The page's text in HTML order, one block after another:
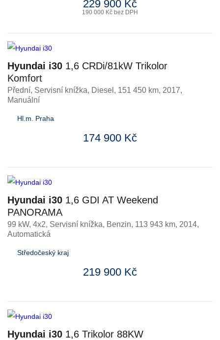
229 900 Kč
190 000 Kč bez DPH
Hyundai i30 1,6 CRDi/81kW Trikolor
Komfort
Přední, Servisní knížka, Diesel , 151 450 km, 2017,
Manuální
Hl.m. Praha
174 900 Kč
Hyundai i30 1,6 GDI AT Weekend
PANORAMA
99 kW, 4x2, Servisní knížka, Benzin, 113 943 km, 2014,
Automatická
Středočeský kraj
219 900 Kč
Hyundai i30 1,6 Trikolor 88KW